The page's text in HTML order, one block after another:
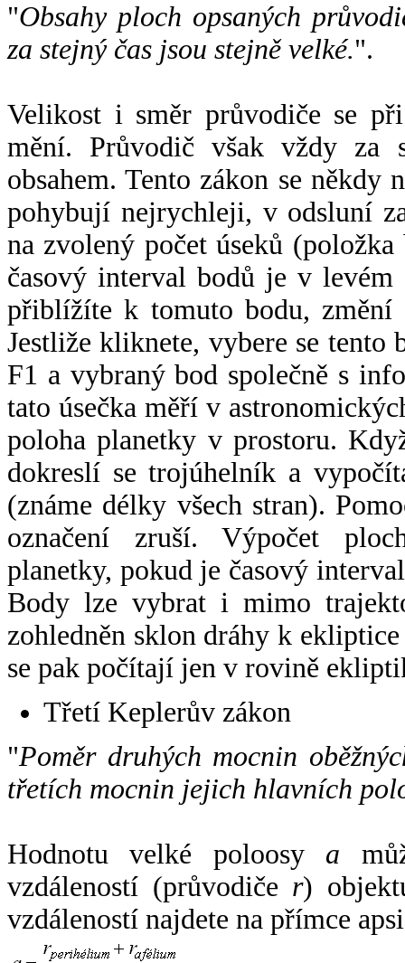
"Obsahy ploch opsaných
za stejný čas jsou stejně velké.".
Velikost i směr průvodiče se
mění. Průvodič však vždy za
obsahem. Tento zákon se někdy
pohybují nejrychleji, v odsluní
na zvolený počet úseků
časový interval bodů je v
přiblížíte k tomuto bodu,
Jestliže kliknete, vybere se tento
F1 a vybraný bod společně s
tato úsečka měří v
poloha planetky v prostoru.
dokreslí se trojúhelník a
(známe délky všech stran).
označení zruší. Výpočet
planetky, pokud je časový
Body lze vybrat i mimo
zohledněn sklon dráhy k
se pak počítají jen v rovině
Třetí Keplerův zákon
"Poměr druhých mocnin
třetích mocnin jejich hlavních
Hodnotu velké poloosy a
vzdáleností (průvodiče r)
vzdáleností najdete na přímce